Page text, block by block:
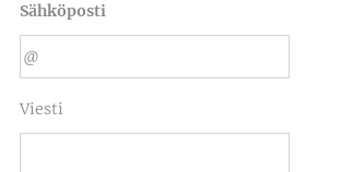
Sähköposti
Viesti